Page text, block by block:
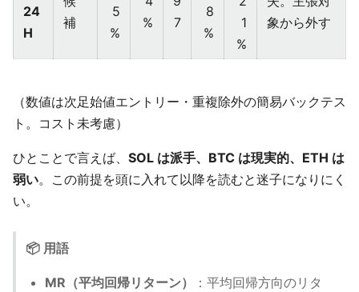
24
H
補
5
%
%
7
8
%
1
%
象から外す
（数値は次足始値エントリー・重複除外の簡易バックテス
ト。コスト未考慮）
ひとことで言えば、 SOL は派手、BTC は現実的、ETH は
弱い。この前提を頭に入れて以降を読むと迷子になりにく
い。
📦 用語
MR（平均回帰リターン）
：平均回帰方向のリタ